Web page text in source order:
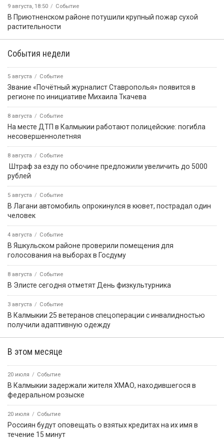
9 августа, 18:50 Событие
В Приютненском районе потушили крупный пожар сухой
растительности
События недели
5 августа Событие
Звание «Почётный журналист Ставрополья» появится в
регионе по инициативе Михаила Ткачева
8 августа Событие
На месте ДТП в Калмыкии работают полицейские: погибла
несовершеннолетняя
8 августа Событие
️ Штраф за езду по обочине предложили увеличить до 5000
рублей
5 августа Событие
В Лагани автомобиль опрокинулся в кювет, пострадал один
человек
4 августа Событие
В Яшкульском районе проверили помещения для
голосования на выборах в Госдуму
8 августа Событие
В Элисте сегодня отметят День физкультурника
3 августа Событие
В Калмыкии 25 ветеранов спецоперации с инвалидностью
получили адаптивную одежду
В этом месяце
20 июля Событие
В Калмыкии задержали жителя ХМАО, находившегося в
федеральном розыске
20 июля Событие
Россиян будут оповещать о взятых кредитах на их имя в
течение 15 минут